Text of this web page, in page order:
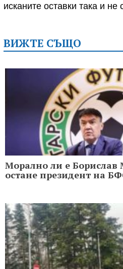
исканите оставки така и не
ВИЖТЕ СЪЩО
Морално ли е Борислав
остане президент на